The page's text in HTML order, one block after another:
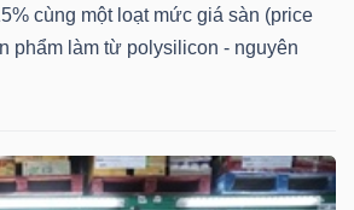
cùng một loạt mức giá sàn (price
phẩm làm từ polysilicon - nguyên